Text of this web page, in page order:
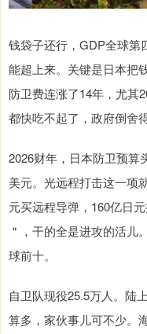
钱袋子还行，GDP全球第
能超上来。关键是日本把
防卫费连涨了14年，尤其
都快吃不起了，政府倒舍
2026财年，日本防卫预算
美元。光远程打击这一项
元买远程导弹，160亿日
＂，干的全是进攻的活儿
球前十。
自卫队现役25.5万人。陆
算多，家伙事儿可不少。